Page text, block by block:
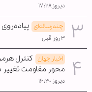
دیروز ۱۷:۲۸
چندرسانه‌ای
۳ روز قبل
اخبار جهان کنترل
محور مقاومت تغییر
دیروز ۱۶:۳۰